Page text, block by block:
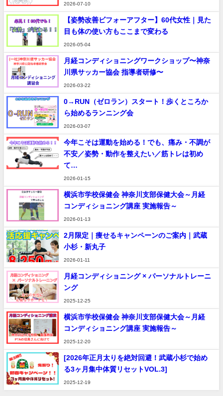
2026-07-10
【姿勢改善ビフォーアフター】60代女性｜見た
目も体の使い方もここまで変わる
2026-05-04
月経コンディショニングワークショップ〜神奈
川県サッカー協会 指導者研修〜
2026-03-22
0→RUN（ゼロラン）スタート！歩くところか
ら始めるランニング会
2026-03-07
今年こそは運動を始める！でも、痛み・不調が
不安／姿勢・動作を整えたい／筋トレは初め
て…
2026-01-15
横浜市学校保健会 神奈川支部保健大会～月経
コンディショニング講座 実施報告～
2026-01-13
2月限定｜痩せるキャンペーンのご案内｜武蔵
小杉・新丸子
2026-01-11
月経コンディショニング × パーソナルトレーニ
ング
2025-12-25
横浜市学校保健会 神奈川支部保健大会～月経
コンディショニング講座 実施報告～
2025-12-20
[2026年正月太りを絶対回避！武蔵小杉で始め
る3ヶ月集中体質リセットVOL.3]
2025-12-19